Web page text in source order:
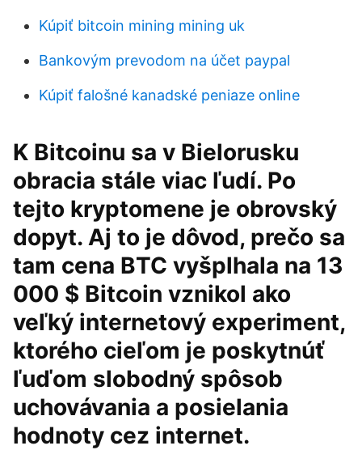
Kúpiť bitcoin mining mining uk
Bankovým prevodom na účet paypal
Kúpiť falošné kanadské peniaze online
K Bitcoinu sa v Bielorusku
obracia stále viac ľudí. Po
tejto kryptomene je obrovský
dopyt. Aj to je dôvod, prečo sa
tam cena BTC vyšplhala na 13
000 $ Bitcoin vznikol ako
veľký internetový experiment,
ktorého cieľom je poskytnúť
ľuďom slobodný spôsob
uchovávania a posielania
hodnoty cez internet.